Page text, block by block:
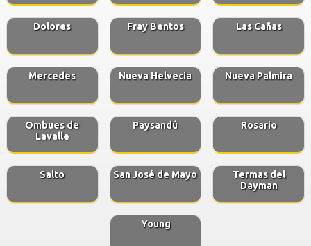
Dolores Fray Bentos Las Cañas
Mercedes Nueva Helvecia Nueva Palmira
Ombues de
Lavalle
Paysandú Rosario
Salto San José de Mayo
Termas del
Dayman
Young